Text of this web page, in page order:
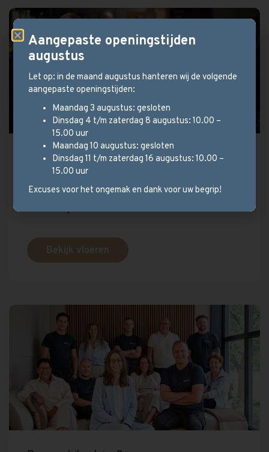
Stel uw parketvloer samen!
mee welk type vloer het beste bij uw
situatie past.
Bekijk vloeren
Aangepaste openingstijden
augustus
Let op: in de maand augustus hanteren wij de volgende
aangepaste openingstijden:
Maandag 3 augustus: gesloten
Dinsdag 4 t/m zaterdag 8 augustus: 10.00 –
15.00 uur
Maandag 10 augustus: gesloten
Dinsdag 11 t/m zaterdag 16 augustus: 10.00 –
15.00 uur
Excuses voor het ongemak en dank voor uw begrip!